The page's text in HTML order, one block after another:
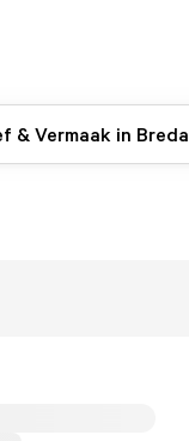
& Vermaak in Breda